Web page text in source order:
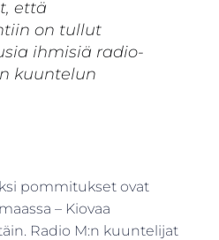
että
on tullut
ihmisiä radio-
kuuntelun
pommitukset ovat
– Kiovaa
Radio M:n kuuntelijat